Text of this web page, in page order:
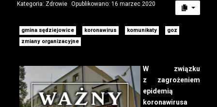
Kategoria: Zdrowie Opublikowano: 16 marzec 2020
gmina sędziejowice koronawirus komunikaty
goz
zmiany organizacyjne
W związku
z zagrożeniem
epidemią
koronawirusa